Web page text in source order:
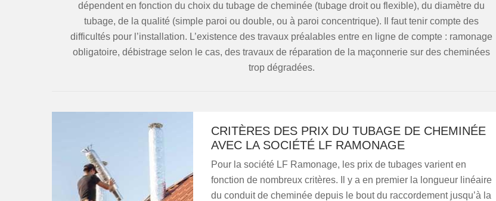
dépendent en fonction du choix du tubage de cheminée (tubage droit ou flexible), du diamètre du
tubage, de la qualité (simple paroi ou double, ou à paroi concentrique). Il faut tenir compte des
difficultés pour l’installation. L’existence des travaux préalables entre en ligne de compte : ramonage
obligatoire, débistrage selon le cas, des travaux de réparation de la maçonnerie sur des cheminées
trop dégradées.
CRITÈRES DES PRIX DU TUBAGE DE CHEMINÉE
AVEC LA SOCIÉTÉ LF RAMONAGE
Pour la société LF Ramonage, les prix de tubages varient en
fonction de nombreux critères. Il y a en premier la longueur linéaire
du conduit de cheminée depuis le bout du raccordement jusqu’à la